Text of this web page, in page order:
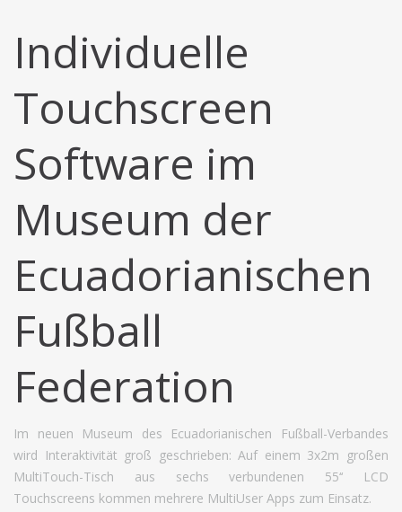
Individuelle
Touchscreen
Software im
Museum der
Ecuadorianischen
Fußball
Federation
Im neuen Museum des Ecuadorianischen Fußball-Verbandes
wird Interaktivität groß geschrieben: Auf einem 3x2m großen
MultiTouch-Tisch aus sechs verbundenen 55‘‘ LCD
Touchscreens kommen mehrere MultiUser Apps zum Einsatz.